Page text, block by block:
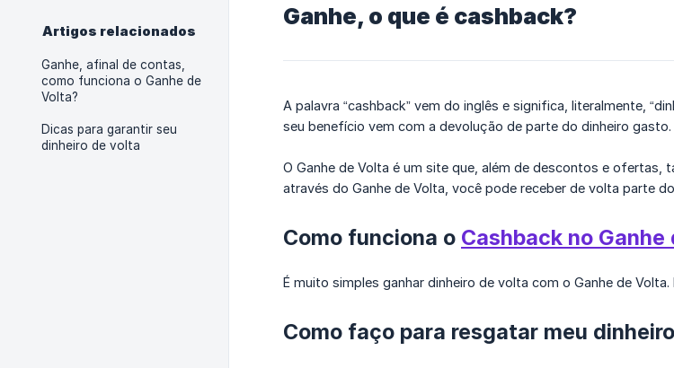
Artigos relacionados
Ganhe, afinal de contas,
como funciona o Ganhe de
Volta?
Dicas para garantir seu
dinheiro de volta
Ganhe, o que é cashback?
A palavra “cashback” vem do inglês e significa, literalmente,
seu benefício vem com a devolução de parte do dinheiro gasto.
O Ganhe de Volta é um site que, além de descontos e
através do Ganhe de Volta, você pode receber de volta parte
Como funciona o Cashback no Ganhe
É muito simples ganhar dinheiro de volta com o Ganhe de
Como faço para resgatar meu